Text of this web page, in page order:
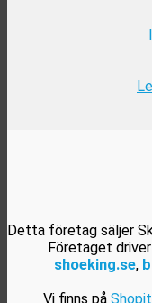
Detta företag säljer
Företaget
shoeking.se,
Vi finns på